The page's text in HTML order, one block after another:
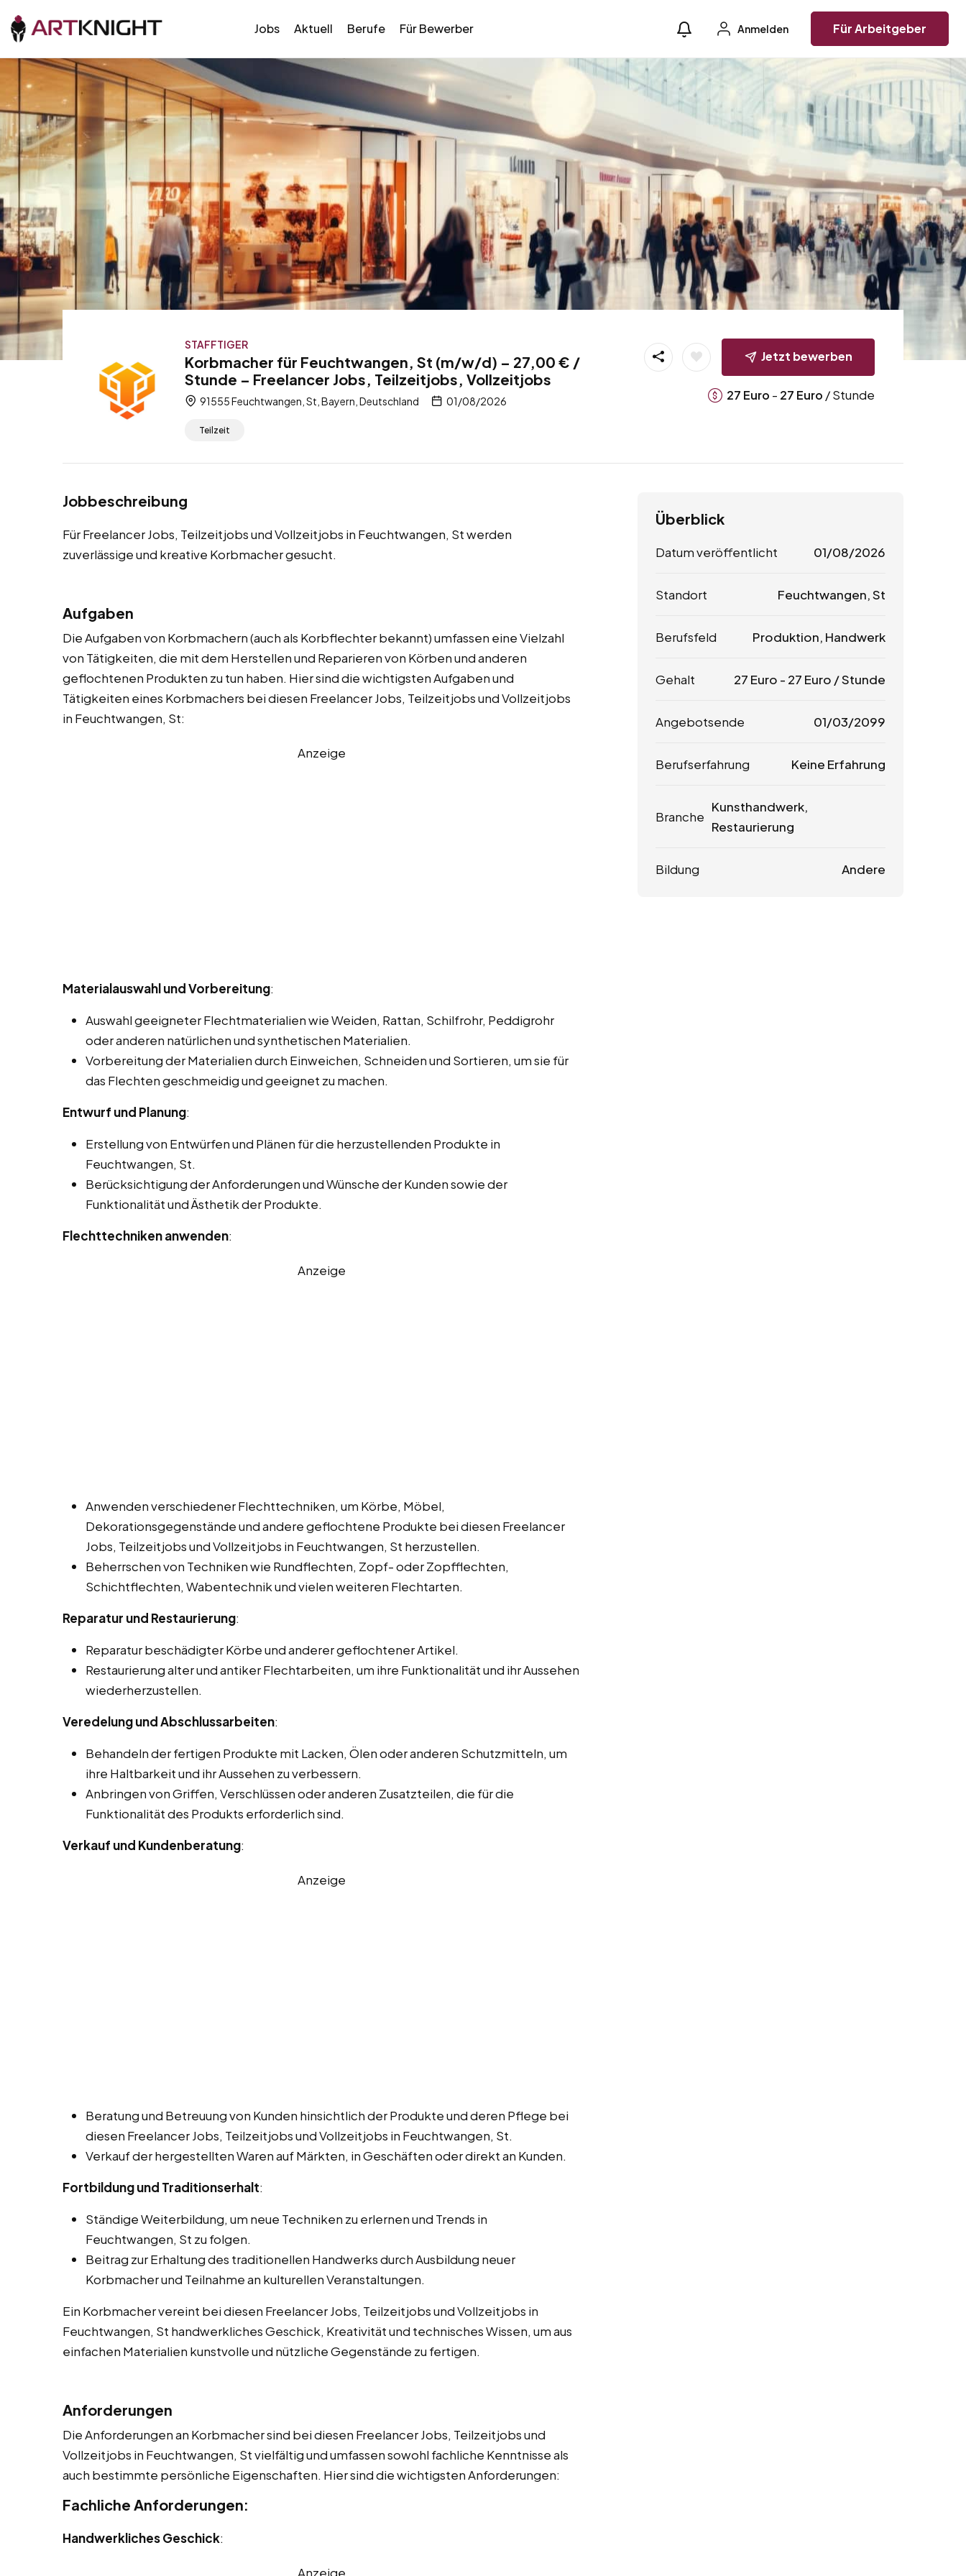
Jobs Aktuell Berufe Für Bewerber Anmelden Für Arbeitgeber
STAFFTIGER
Korbmacher für Feuchtwangen, St (m/w/d) – 27,00 € /
Stunde – Freelancer Jobs, Teilzeitjobs, Vollzeitjobs
91555 Feuchtwangen, St, Bayern, Deutschland 01/08/2026
Teilzeit
Jetzt bewerben
27 Euro - 27 Euro / Stunde
Jobbeschreibung
Für Freelancer Jobs, Teilzeitjobs und Vollzeitjobs in Feuchtwangen, St werden
zuverlässige und kreative Korbmacher gesucht.
Aufgaben
Die Aufgaben von Korbmachern (auch als Korbflechter bekannt) umfassen eine Vielzahl
von Tätigkeiten, die mit dem Herstellen und Reparieren von Körben und anderen
geflochtenen Produkten zu tun haben. Hier sind die wichtigsten Aufgaben und
Tätigkeiten eines Korbmachers bei diesen Freelancer Jobs, Teilzeitjobs und Vollzeitjobs
in Feuchtwangen, St:
Anzeige
Materialauswahl und Vorbereitung:
Auswahl geeigneter Flechtmaterialien wie Weiden, Rattan, Schilfrohr, Peddigrohr
oder anderen natürlichen und synthetischen Materialien.
Vorbereitung der Materialien durch Einweichen, Schneiden und Sortieren, um sie für
das Flechten geschmeidig und geeignet zu machen.
Entwurf und Planung:
Erstellung von Entwürfen und Plänen für die herzustellenden Produkte in
Feuchtwangen, St.
Berücksichtigung der Anforderungen und Wünsche der Kunden sowie der
Funktionalität und Ästhetik der Produkte.
Flechttechniken anwenden:
Anzeige
Anwenden verschiedener Flechttechniken, um Körbe, Möbel,
Dekorationsgegenstände und andere geflochtene Produkte bei diesen Freelancer
Jobs, Teilzeitjobs und Vollzeitjobs in Feuchtwangen, St herzustellen.
Beherrschen von Techniken wie Rundflechten, Zopf- oder Zopfflechten,
Schichtflechten, Wabentechnik und vielen weiteren Flechtarten.
Reparatur und Restaurierung:
Reparatur beschädigter Körbe und anderer geflochtener Artikel.
Restaurierung alter und antiker Flechtarbeiten, um ihre Funktionalität und ihr Aussehen
wiederherzustellen.
Veredelung und Abschlussarbeiten:
Behandeln der fertigen Produkte mit Lacken, Ölen oder anderen Schutzmitteln, um
ihre Haltbarkeit und ihr Aussehen zu verbessern.
Anbringen von Griffen, Verschlüssen oder anderen Zusatzteilen, die für die
Funktionalität des Produkts erforderlich sind.
Verkauf und Kundenberatung:
Anzeige
Beratung und Betreuung von Kunden hinsichtlich der Produkte und deren Pflege bei
diesen Freelancer Jobs, Teilzeitjobs und Vollzeitjobs in Feuchtwangen, St.
Verkauf der hergestellten Waren auf Märkten, in Geschäften oder direkt an Kunden.
Fortbildung und Traditionserhalt:
Ständige Weiterbildung, um neue Techniken zu erlernen und Trends in
Feuchtwangen, St zu folgen.
Beitrag zur Erhaltung des traditionellen Handwerks durch Ausbildung neuer
Korbmacher und Teilnahme an kulturellen Veranstaltungen.
Ein Korbmacher vereint bei diesen Freelancer Jobs, Teilzeitjobs und Vollzeitjobs in
Feuchtwangen, St handwerkliches Geschick, Kreativität und technisches Wissen, um aus
einfachen Materialien kunstvolle und nützliche Gegenstände zu fertigen.
Anforderungen
Die Anforderungen an Korbmacher sind bei diesen Freelancer Jobs, Teilzeitjobs und
Vollzeitjobs in Feuchtwangen, St vielfältig und umfassen sowohl fachliche Kenntnisse als
auch bestimmte persönliche Eigenschaften. Hier sind die wichtigsten Anforderungen:
Fachliche Anforderungen:
Handwerkliches Geschick:
Anzeige
Überblick
Datum veröffentlicht 01/08/2026
Standort Feuchtwangen, St
Berufsfeld Produktion, Handwerk
Gehalt 27 Euro - 27 Euro / Stunde
Angebotsende 01/03/2099
Berufserfahrung Keine Erfahrung
Branche
Kunsthandwerk,
Restaurierung
Bildung Andere